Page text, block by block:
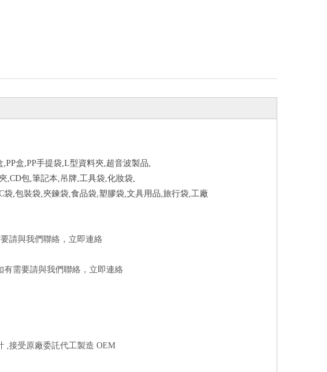
盒,PP手提袋,L型資料夾,超音波製品,
,CD包,筆記本,吊牌,工具袋,化妝袋,
,包裝袋,夾鍊袋,食品袋,塑膠袋,文具用品,旅行袋,工廠
請與我們聯絡， 立即連絡
需要請與我們聯絡， 立即連絡
,接受原廠委託代工製造 OEM